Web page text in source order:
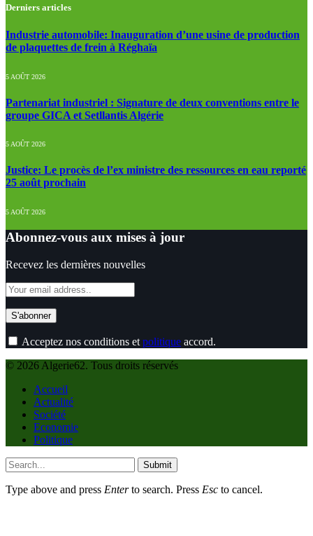
Derniers articles
Industrie automobile: Inauguration d’une usine de production
de plaquettes de frein à Réghaïa
5 AOÛT 2026
Partenariat industriel : Signature de deux conventions entre le
groupe GICA et Setllantis Algérie
5 AOÛT 2026
Justice: Le procès de l’ex ministre des ressources en eau reporté
25 août prochain
5 AOÛT 2026
Abonnez-vous aux mises à jour
Recevez les dernières nouvelles
Acceptez nos conditions et politique accord.
© 2026 Algerie62. Tous droits réservés
Accueil
Actualité
Société
Economie
Politique
Submit
Type above and press Enterto search. Press Esc to cancel.